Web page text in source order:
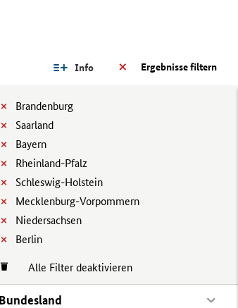
Ergebnisse filtern
Info
Brandenburg
Saarland
Bayern
Rheinland-Pfalz
Schleswig-Holstein
Mecklenburg-Vorpommern
Niedersachsen
Berlin
Alle Filter deaktivieren
Bundesland